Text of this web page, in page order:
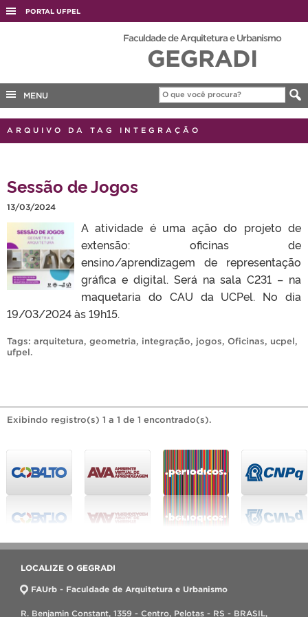
PORTAL UFPEL
EDITAIS
TELEFONES
Faculdade de Arquitetura e Urbanismo
GEGRADI
MENU
ARQUIVO DA TAG INTEGRAÇÃO
Sessão de Jogos
13/03/2024
A atividade é uma ação do projeto de
extensão: oficinas de
ensino/aprendizagem de representação
gráfica e digital. Será na sala C231 – na
maquetaria do CAU da UCPel. No dia
19/03/2024 às 19h15.
Tags: arquitetura, geometria, integração, jogos, Oficinas, ucpel,
ufpel.
Exibindo registro(s) 1 a 1 de 1 encontrado(s).
LOCALIZE O GEGRADI
FAUrb - Faculdade de Arquitetura e Urbanismo
R. Benjamin Constant, 1359 - Centro, Pelotas - RS - BRASIL,